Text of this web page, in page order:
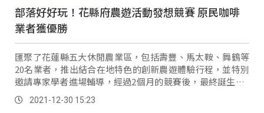
部落好好玩！花縣府農遊活動發想競賽 原民咖啡
業者獲優勝
匯聚了花蓮縣五大休閒農業區，包括壽豐、馬太鞍、舞鶴等
20名業者，推出結合在地特色的創新農遊體驗行程，並特別
邀請專家學者進場輔導，經過2個月的競賽後，最終誕生出8
名優勝者，其中原民業者以咖啡特色贏得優勝，並在29號接
受花蓮縣長徐榛蔚頒獎。
2021-12-30 15:23